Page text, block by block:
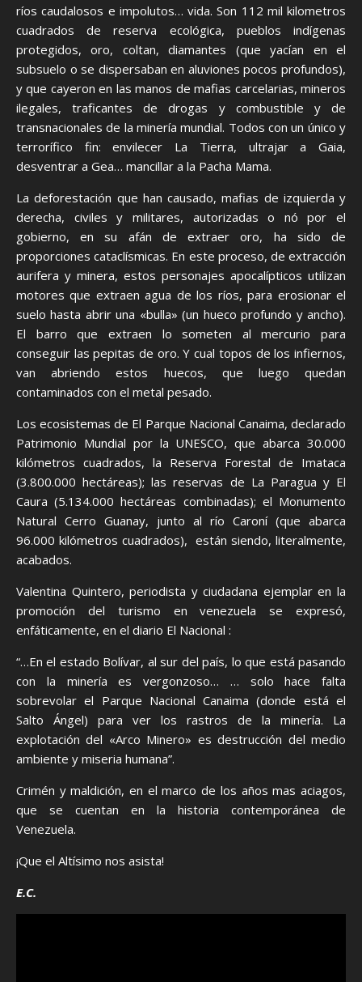
ríos caudalosos e impolutos… vida. Son 112 mil kilometros
cuadrados de reserva ecológica, pueblos indígenas
protegidos, oro, coltan, diamantes (que yacían en el
subsuelo o se dispersaban en aluviones pocos profundos),
y que cayeron en las manos de mafias carcelarias, mineros
ilegales, traficantes de drogas y combustible y de
transnacionales de la minería mundial. Todos con un único y
terrorífico fin: envilecer La Tierra, ultrajar a Gaia,
desventrar a Gea… mancillar a la Pacha Mama.
La deforestación que han causado, mafias de izquierda y
derecha, civiles y militares, autorizadas o nó por el
gobierno, en su afán de extraer oro, ha sido de
proporciones cataclísmicas. En este proceso, de extracción
aurifera y minera, estos personajes apocalípticos utilizan
motores que extraen agua de los ríos, para erosionar el
suelo hasta abrir una «bulla» (un hueco profundo y ancho).
El barro que extraen lo someten al mercurio para
conseguir las pepitas de oro. Y cual topos de los infiernos,
van abriendo estos huecos, que luego quedan
contaminados con el metal pesado.
Los ecosistemas de El Parque Nacional Canaima, declarado
Patrimonio Mundial por la UNESCO, que abarca 30.000
kilómetros cuadrados, la Reserva Forestal de Imataca
(3.800.000 hectáreas); las reservas de La Paragua y El
Caura (5.134.000 hectáreas combinadas); el Monumento
Natural Cerro Guanay, junto al río Caroní (que abarca
96.000 kilómetros cuadrados), están siendo, literalmente,
acabados.
Valentina Quintero, periodista y ciudadana ejemplar en la
promoción del turismo en venezuela se expresó,
enfáticamente, en el diario El Nacional :
“…En el estado Bolívar, al sur del país, lo que está pasando
con la minería es vergonzoso… … solo hace falta
sobrevolar el Parque Nacional Canaima (donde está el
Salto Ángel) para ver los rastros de la minería. La
explotación del «Arco Minero» es destrucción del medio
ambiente y miseria humana”.
Crimén y maldición, en el marco de los años mas aciagos,
que se cuentan en la historia contemporánea de
Venezuela.
¡Que el Altísimo nos asista!
E.C.